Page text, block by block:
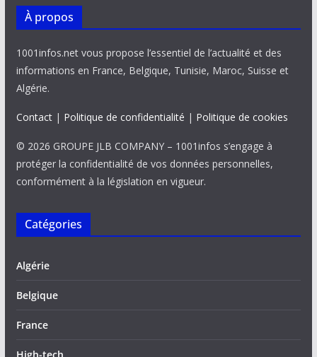
À propos
1001infos.net vous propose l’essentiel de l’actualité et des
informations en France, Belgique, Tunisie, Maroc, Suisse et
Algérie.
Contact| Politique de confidentialité | Politique de cookies
© 2026 GROUPE JLB COMPANY – 1001infos s’engage à
protéger la confidentialité de vos données personnelles,
conformément à la législation en vigueur.
Catégories
Algérie
Belgique
France